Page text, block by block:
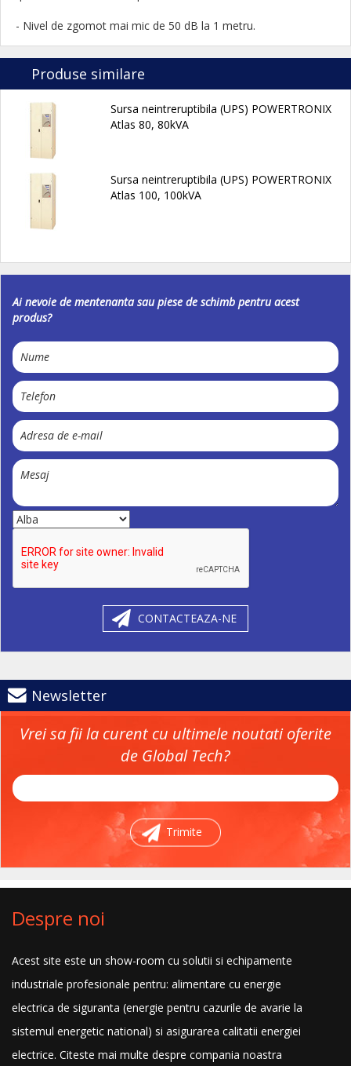
- Nivel de zgomot mai mic de 50 dB la 1 metru.
Produse similare
Sursa neintreruptibila (UPS) POWERTRONIX
Atlas 80, 80kVA
Sursa neintreruptibila (UPS) POWERTRONIX
Atlas 100, 100kVA
Ai nevoie de mentenanta sau piese de schimb pentru acest
produs?
CONTACTEAZA-NE
Newsletter
Vrei sa fii la curent cu ultimele noutati oferite
de Global Tech?
Trimite
Despre noi
Acest site este un show-room cu solutii si echipamente
industriale profesionale pentru: alimentare cu energie
electrica de siguranta (energie pentru cazurile de avarie la
sistemul energetic national) si asigurarea calitatii energiei
electrice. Citeste mai multe despre compania noastra